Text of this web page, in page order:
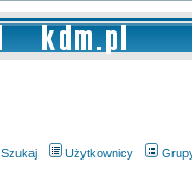
Szukaj Użytkownicy